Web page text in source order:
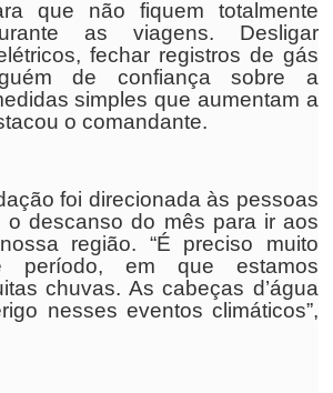
que não fiquem totalmente
as viagens. Desligar
fechar registros de gás
de confiança sobre a
simples que aumentam a
o comandante.
foi direcionada às pessoas
o descanso do mês para ir aos
região. “É preciso muito
período, em que estamos
chuvas. As cabeças d’água
nesses eventos climáticos”,